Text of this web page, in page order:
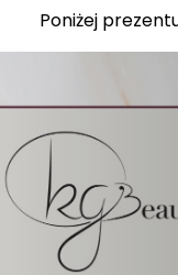
Poniżej